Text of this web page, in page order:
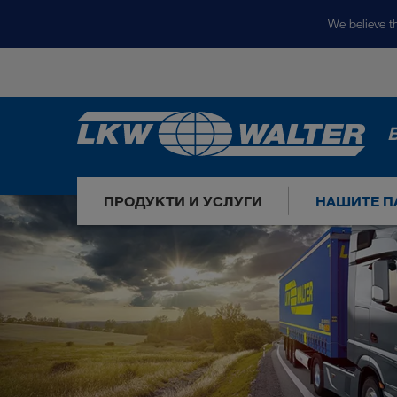
We believe
ПРОДУКТИ И УСЛУГИ НАШИТЕ